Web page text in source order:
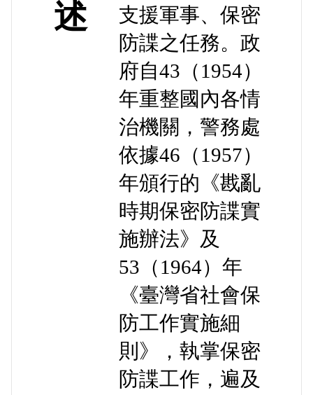
述
支援軍事、保密
防諜之任務。政
府自43（1954）
年重整國內各情
治機關，警務處
依據46（1957）
年頒行的《戡亂
時期保密防諜實
施辦法》及
53（1964）年
《臺灣省社會保
防工作實施細
則》，執掌保密
防諜工作，遍及